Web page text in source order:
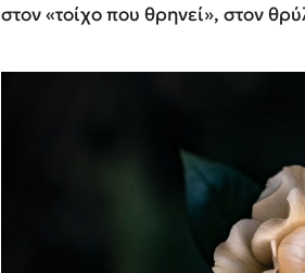
στον «τοίχο που θρηνεί», στον